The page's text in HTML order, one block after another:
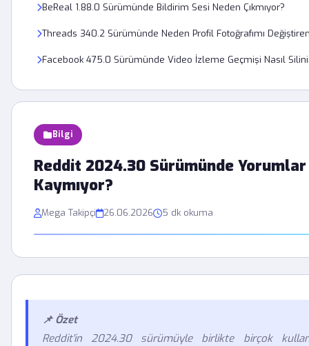
Bilgi
Reddit 2024.30 Sürümünde Yorumlar
Kaymıyor?
Mega Takipçi 26.06.2026 5 dk okuma
📌 Özet
Reddit'in 2024.30 sürümüyle birlikte birçok
BeReal 1.88.0 Sürümünde Bildirim Sesi Neden Çıkmıyor?
Threads 340.2 Sürümünde Neden Profil Fotoğrafımı
Facebook 475.0 Sürümünde Video İzleme Geçmişi Nasıl